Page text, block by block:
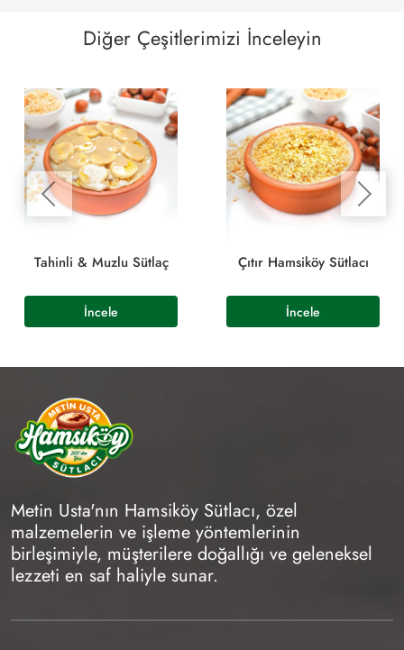
Diğer Çeşitlerimizi İnceleyin
Tahinli & Muzlu Sütlaç Çıtır Hamsiköy Sütlacı
Metin Usta'nın Hamsiköy Sütlacı, özel
malzemelerin ve işleme yöntemlerinin
birleşimiyle, müşterilere doğallığı ve geleneksel
lezzeti en saf haliyle sunar.